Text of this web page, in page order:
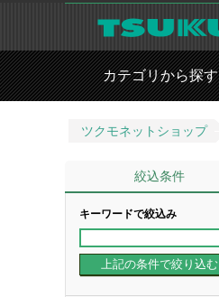
カテゴリから探す
ツクモネットショップ
絞込条件
キーワードで絞込み